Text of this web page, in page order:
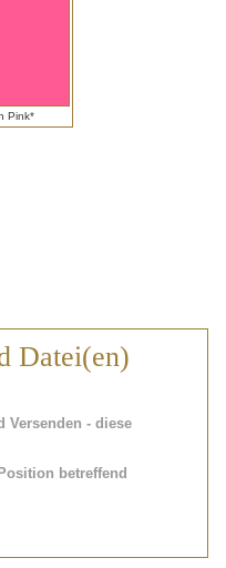
Pink*
Datei(en)
Versenden - diese
betreffend